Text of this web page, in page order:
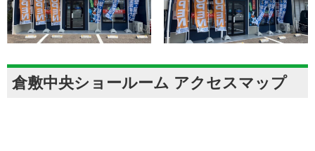
倉敷中央ショールーム アクセスマップ